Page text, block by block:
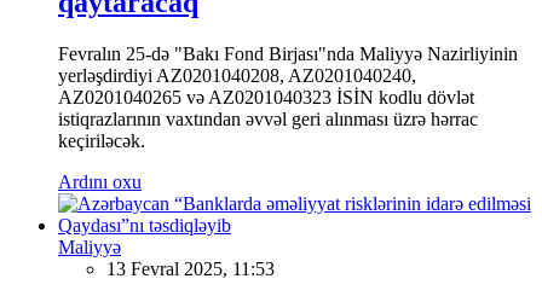
Fevralın 25-də "Bakı Fond Birjası"nda Maliyyə Nazirliyinin
yerləşdirdiyi AZ0201040208, AZ0201040240,
AZ0201040265 və AZ0201040323 İSİN kodlu dövlət
istiqrazlarının vaxtından əvvəl geri alınması üzrə hərrac
keçiriləcək.
Ardını oxu
Maliyyə
13 Fevral 2025, 11:53